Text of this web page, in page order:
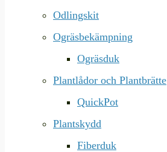
Odlingskit
Ogräsbekämpning
Ogräsduk
Plantlådor och Plantbrätte
QuickPot
Plantskydd
Fiberduk